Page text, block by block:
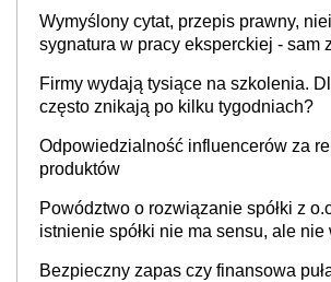
Wymyślony cytat, przepis prawny,
sygnatura w pracy eksperckiej - sam
Firmy wydają tysiące na szkolenia.
często znikają po kilku tygodniach?
Odpowiedzialność influencerów za
produktów
Powództwo o rozwiązanie spółki z
istnienie spółki nie ma sensu, ale nie
Bezpieczny zapas czy finansowa